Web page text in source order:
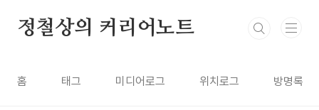
정철상의 커리어노트
홈 태그 미디어로그 위치로그 방명록